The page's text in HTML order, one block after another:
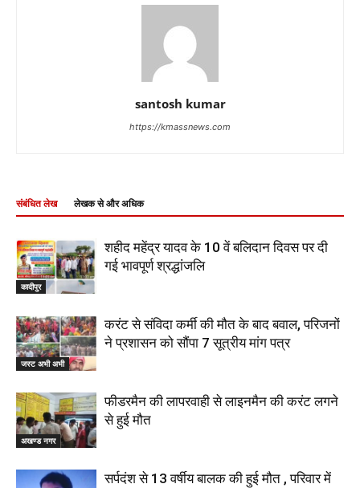
santosh kumar
https://kmassnews.com
संबंधित लेख लेखक से और अधिक
कादीपुर
शहीद महेंद्र यादव के 10 वें बलिदान दिवस पर दी
गई भावपूर्ण श्रद्धांजलि
जस्ट अभी अभी
करंट से संविदा कर्मी की मौत के बाद बवाल, परिजनों
ने प्रशासन को सौंपा 7 सूत्रीय मांग पत्र
अखण्ड नगर
फीडरमैन की लापरवाही से लाइनमैन की करंट लगने
से हुई मौत
सर्पदंश से 13 वर्षीय बालक की हुई मौत , परिवार में